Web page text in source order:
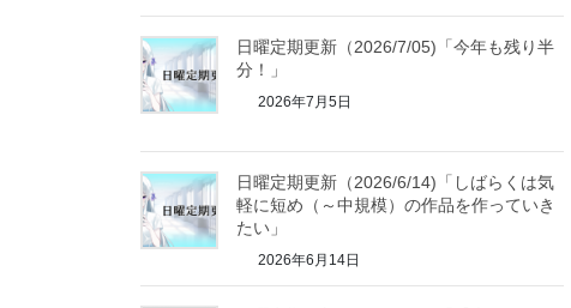
日曜定期更新（2026/7/05)「今年も残り半
分！」
2026年7月5日
日曜定期更新（2026/6/14)「しばらくは気
軽に短め（～中規模）の作品を作っていき
たい」
2026年6月14日